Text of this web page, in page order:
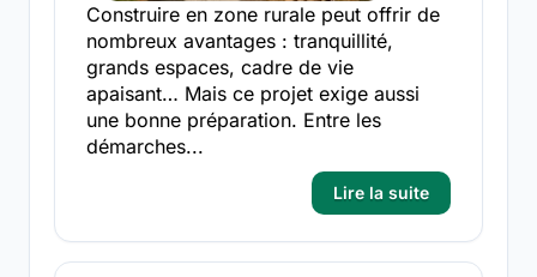
Construire en zone rurale peut offrir de
nombreux avantages : tranquillité,
grands espaces, cadre de vie
apaisant… Mais ce projet exige aussi
une bonne préparation. Entre les
démarches...
Lire la suite